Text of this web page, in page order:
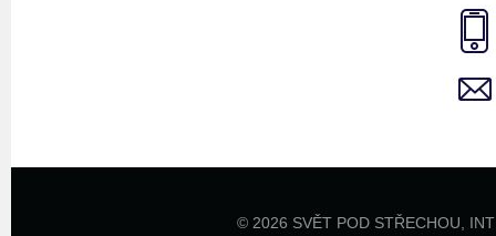
© 2026 SVĚT POD STŘECHOU,